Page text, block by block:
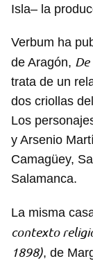
Guardar
Para poder
iniciar sesión
Isla– la
Verbum ha
de Aragón,
trata de un
dos criollas
Los
y Arsenio
Camagüey,
Salamanca.
La misma
contexto
1898), de